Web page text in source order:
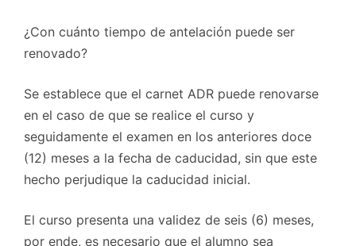
¿Con cuánto tiempo de antelación puede ser
renovado?
Se establece que el carnet ADR puede renovarse
en el caso de que se realice el curso y
seguidamente el examen en los anteriores doce
(12) meses a la fecha de caducidad, sin que este
hecho perjudique la caducidad inicial.
El curso presenta una validez de seis (6) meses,
por ende, es necesario que el alumno sea